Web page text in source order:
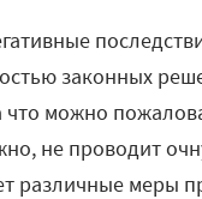
законных
можно
не проводит
различные меры